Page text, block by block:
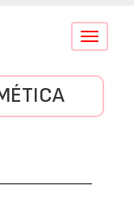
Conmutar